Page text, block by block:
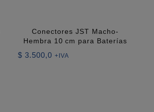
Conectores JST Macho-
Hembra 10 cm para Baterías
$ 3.500,0 +IVA